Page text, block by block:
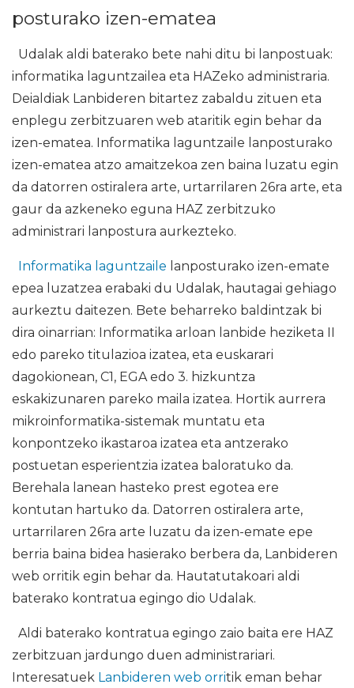
posturako izen-ematea
Udalak aldi baterako bete nahi ditu bi lanpostuak:
informatika laguntzailea eta HAZeko administraria.
Deialdiak Lanbideren bitartez zabaldu zituen eta
enplegu zerbitzuaren web ataritik egin behar da
izen-ematea. Informatika laguntzaile lanposturako
izen-ematea atzo amaitzekoa zen baina luzatu egin
da datorren ostiralera arte, urtarrilaren 26ra arte, eta
gaur da azkeneko eguna HAZ zerbitzuko
administrari lanpostura aurkezteko.
Informatika laguntzaile lanposturako izen-emate
epea luzatzea erabaki du Udalak, hautagai gehiago
aurkeztu daitezen. Bete beharreko baldintzak bi
dira oinarrian: Informatika arloan lanbide heziketa II
edo pareko titulazioa izatea, eta euskarari
dagokionean, C1, EGA edo 3. hizkuntza
eskakizunaren pareko maila izatea. Hortik aurrera
mikroinformatika-sistemak muntatu eta
konpontzeko ikastaroa izatea eta antzerako
postuetan esperientzia izatea baloratuko da.
Berehala lanean hasteko prest egotea ere
kontutan hartuko da. Datorren ostiralera arte,
urtarrilaren 26ra arte luzatu da izen-emate epe
berria baina bidea hasierako berbera da, Lanbideren
web orritik egin behar da. Hautatutakoari aldi
baterako kontratua egingo dio Udalak.
Aldi baterako kontratua egingo zaio baita ere HAZ
zerbitzuan jardungo duen administrariari.
Interesatuek Lanbideren web orritik eman behar